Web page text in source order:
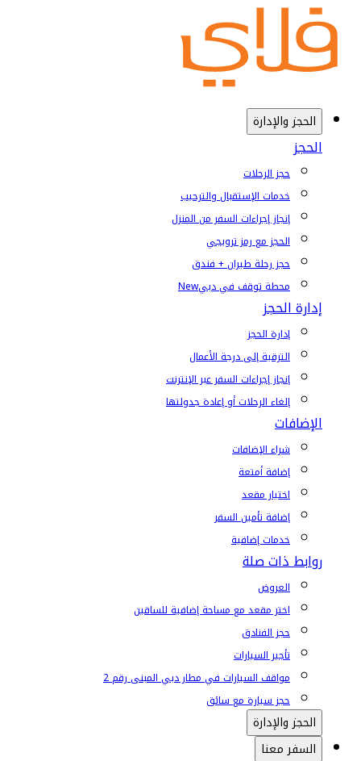
الحجز والإدارة
الحجز
حجز الرحلات
خدمات الإستقبال والترحيب
إنجاز إجراءات السفر من المنزل
الحجز مع رمز ترويجي
حجز رحلة طيران + فندق
محطة توقف في دبيNew
إدارة الحجز
إدارة الحجز
الترقية إلى درجة الأعمال
إنجاز إجراءات السفر عبر الإنترنت
إلغاء الرحلات أو إعادة جدولتها
الإضافات
شراء الإضافات
إضافة أمتعة
اختيار مقعد
إضافة تأمين السفر
خدمات إضافية
روابط ذات صلة
العروض
اختر مقعد مع مساحة إضافية للساقين
حجز الفنادق
تأجير السيارات
مواقف السيارات في مطار دبي المبنى رقم 2
حجز سيارة مع سائق
الحجز والإدارة
السفر معنا